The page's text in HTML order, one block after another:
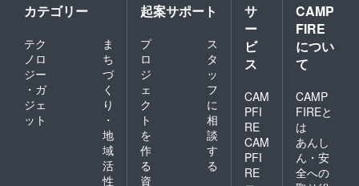
カテゴリー
テク
ノロ
ジー
・ガ
ジェ
ット
ま
ち
づ
く
り
・
地
域
活
性
起案サポート
プ
ロ
ジ
ェ
ク
ト
を
作
る
ス
タ
ッ
フ
に
相
談
す
る
資
サ
ー
ビ
ス
CAM
PFI
RE
CAM
PFI
RE
CAMP
FIRE
につい
て
CAMP
FIREと
は
あんし
ん・安
全への